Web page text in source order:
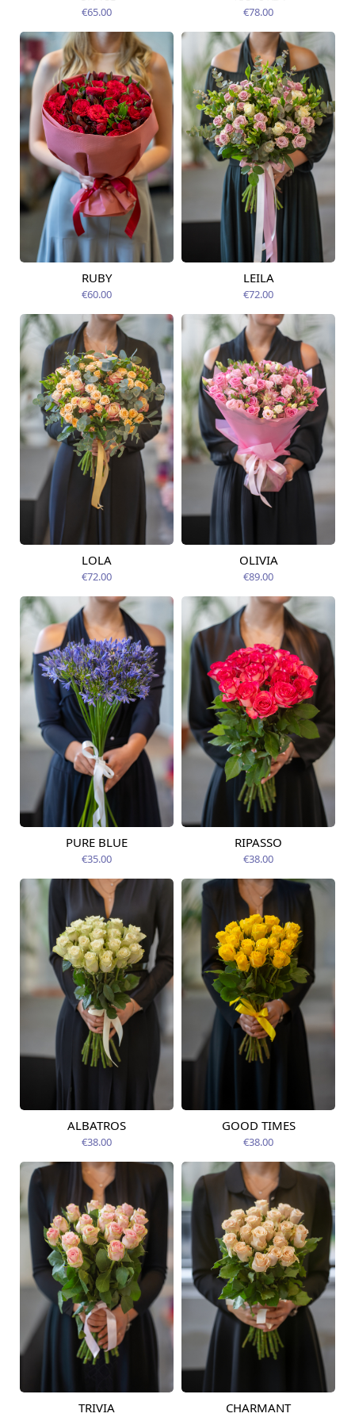
€65.00 €78.00
Pieejama no
RUBY
€60.00
Pieejams šodien
LEILA
€72.00
Pieejams šodien
LOLA
€72.00
Pieejams šodien
OLIVIA
€89.00
Pieejams šodien
PURE BLUE
€35.00
Pieejams šodien
RIPASSO
€38.00
Pieejams šodien
ALBATROS
€38.00
Pieejams šodien
GOOD TIMES
€38.00
Pieejams šodien
TRIVIA Pieejams šodien
CHARMANT